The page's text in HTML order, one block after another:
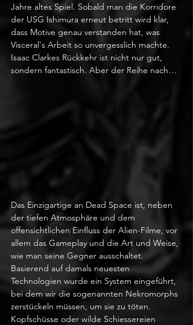
Jahre altes Spiel. Sobald man die Korridore
der USG Ishimura erneut betritt wird klar,
dass Motive genau verstanden hat, was
Visceral's Arbeit so unvergesslich machte.
Isaac Clarkes Rückkehr ist nicht nur gut,
sondern fantastisch. Aber der Reihe nach…
Das Einzigartige an Dead Space ist, neben
der tiefen Atmosphäre und dem
offensichtlichen Einfluss der Alien-Filme, vor
allem das Gameplay und die Art und Weise,
wie man seine Gegner ausschaltet.
Basierend auf damals neuesten
Technologien wurde ein System eingeführt,
bei dem wir die sogenannten Nekromorphs
zerstückeln müssen, um sie zu töten.
Kopfschüsse oder wilde Schiessereien